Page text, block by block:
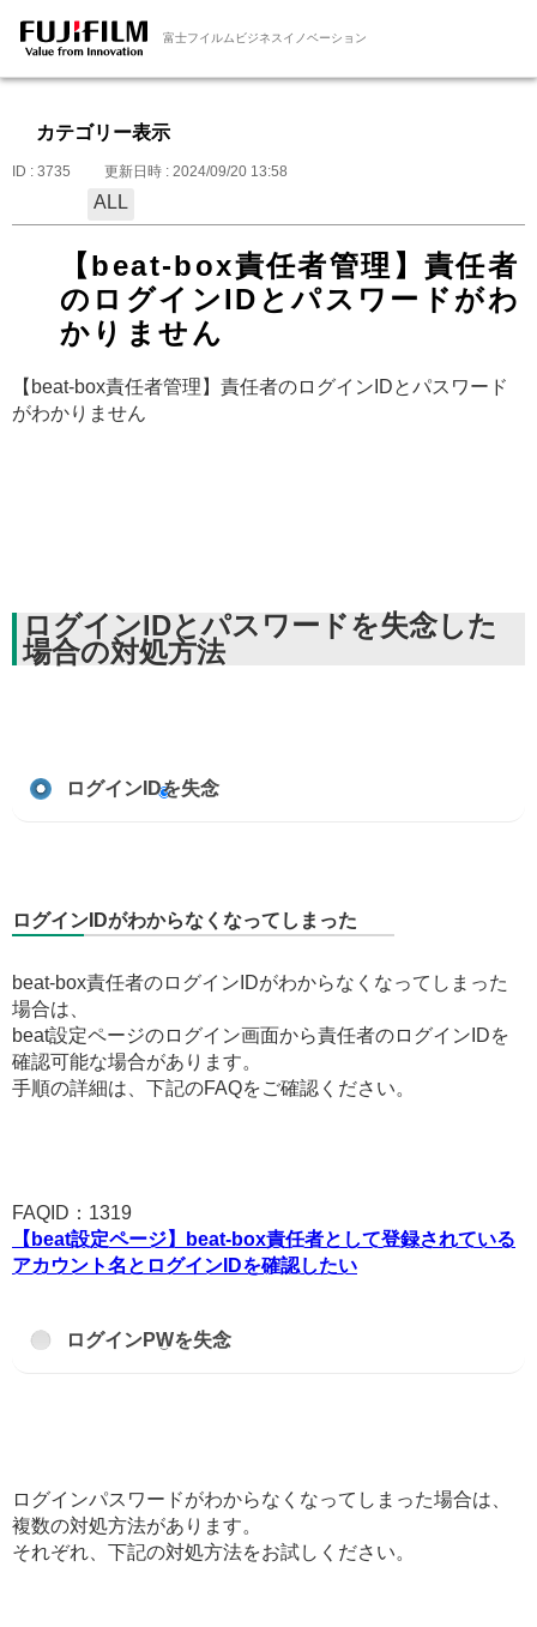
富士フイルムビジネスイノベーション
カテゴリー表示
ID : 3735 更新日時 : 2024/09/20 13:58
ALL
【beat-box責任者管理】責任者
のログインIDとパスワードがわ
かりません
【beat-box責任者管理】責任者のログインIDとパスワード
がわかりません
ログインIDとパスワードを失念した
場合の対処方法
ログインIDを失念
ログインIDがわからなくなってしまった
beat-box責任者のログインIDがわからなくなってしまった
場合は、
beat設定ページのログイン画面から責任者のログインIDを
確認可能な場合があります。
手順の詳細は、下記のFAQをご確認ください。
FAQID：1319
【beat設定ページ】beat-box責任者として登録されている
アカウント名とログインIDを確認したい
ログインPWを失念
ログインパスワードがわからなくなってしまった場合は、
複数の対処方法があります。
それぞれ、下記の対処方法をお試しください。